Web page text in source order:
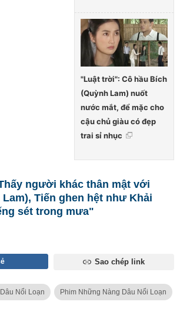
"Luật trời": Cô hầu Bích
(Quỳnh Lam) nuốt
nước mắt, để mặc cho
cậu chủ giàu có đẹp
trai sỉ nhục
người khác thân mật với
Tiến ghen hệt như Khải
sét trong mưa"
Sao chép link
Nổi Loạn Phim Những Nàng Dâu Nổi Loạn